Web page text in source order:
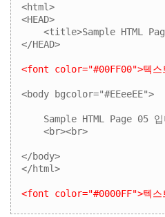
<html>
<HEAD>
<title>Sample HTML
</HEAD>
<font color="#00FF00">텍
<body bgcolor="#EEeeEE">
Sample HTML Page 05 입
    <br><br>
</body>
</html>
<font color="#0000FF">텍